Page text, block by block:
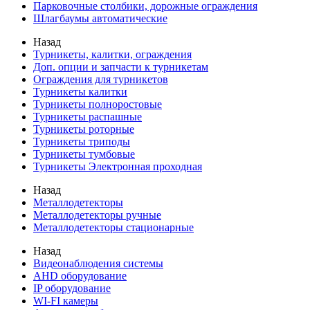
Парковочные столбики, дорожные ограждения
Шлагбаумы автоматические
Назад
Турникеты, калитки, ограждения
Доп. опции и запчасти к турникетам
Ограждения для турникетов
Турникеты калитки
Турникеты полноростовые
Турникеты распашные
Турникеты роторные
Турникеты триподы
Турникеты тумбовые
Турникеты Электронная проходная
Назад
Металлодетекторы
Металлодетекторы ручные
Металлодетекторы стационарные
Назад
Видеонаблюдения cистемы
AHD оборудование
IP оборудование
WI-FI камеры